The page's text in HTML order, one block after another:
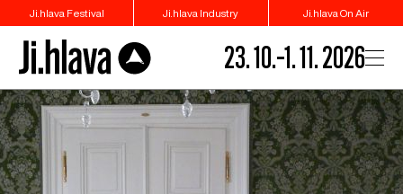
Ji.hlava Festival Ji.hlava Industry Ji.hlava On Air
23. 10.–1. 11. 2026